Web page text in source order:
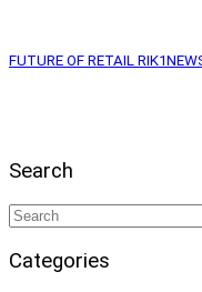
FUTURE OF RETAIL
Search
Categories